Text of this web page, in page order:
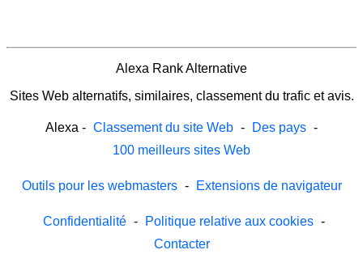
Alexa Rank Alternative
Sites Web alternatifs, similaires, classement du trafic et avis.
Alexa - Classement du site Web - Des pays -
100 meilleurs sites Web
Outils pour les webmasters - Extensions de navigateur
Confidentialité - Politique relative aux cookies -
Contacter